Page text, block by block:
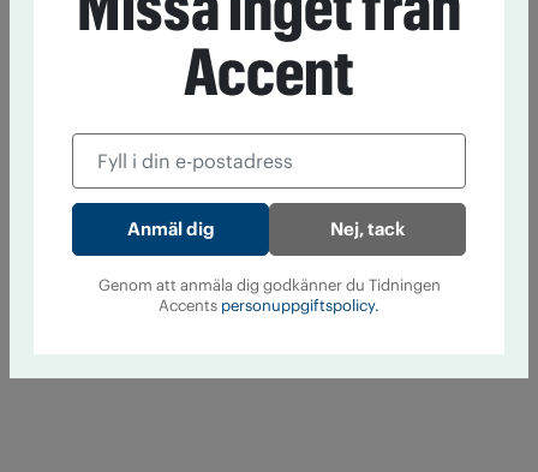
Accent
Nej, tack
Genom att anmäla dig godkänner du Tidningen
Accents personuppgiftspolicy.